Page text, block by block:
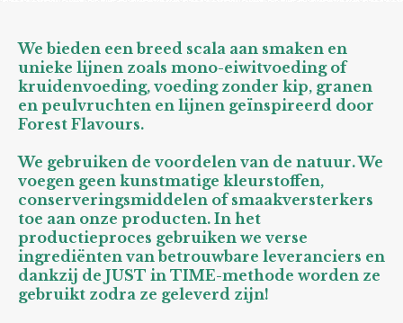
We bieden een breed scala aan smaken en
unieke lijnen zoals mono-eiwitvoeding of
kruidenvoeding, voeding zonder kip, granen
en peulvruchten en lijnen geïnspireerd door
Forest Flavours.
We gebruiken de voordelen van de natuur. We
voegen geen kunstmatige kleurstoffen,
conserveringsmiddelen of smaakversterkers
toe aan onze producten. In het
productieproces gebruiken we verse
ingrediënten van betrouwbare leveranciers en
dankzij de JUST in TIME-methode worden ze
gebruikt zodra ze geleverd zijn!